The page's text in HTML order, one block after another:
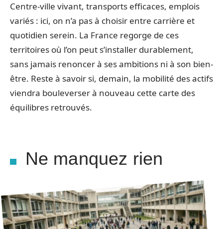
Centre-ville vivant, transports efficaces, emplois
variés : ici, on n’a pas à choisir entre carrière et
quotidien serein. La France regorge de ces
territoires où l’on peut s’installer durablement,
sans jamais renoncer à ses ambitions ni à son bien-
être. Reste à savoir si, demain, la mobilité des actifs
viendra bouleverser à nouveau cette carte des
équilibres retrouvés.
Ne manquez rien